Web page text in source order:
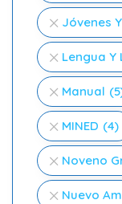
Jóvenes
Lengua
Manual
MINED (4)
Noveno
Nuevo